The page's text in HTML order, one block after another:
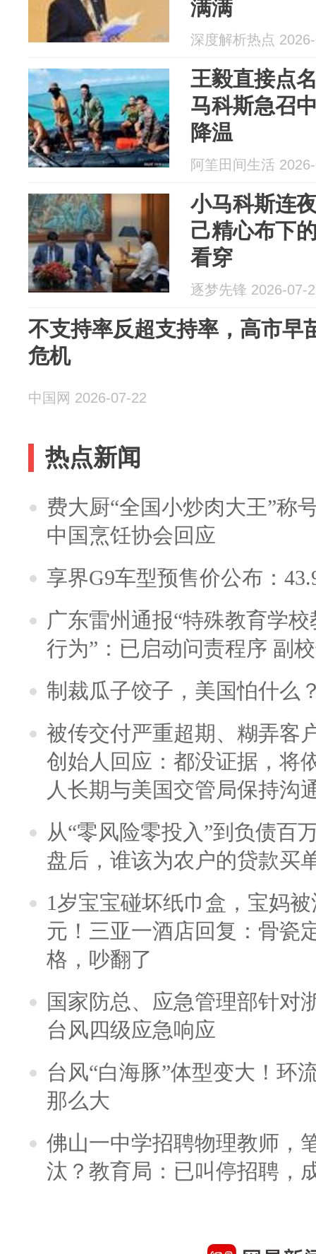
满满
深度解析热点
王毅直接点
马科斯急召
降温
阿筀田间生活
小马科斯连
己精心布下
看穿
逐梦先锋 2026-07-
不支持率反超支持率，高市早
危机
中国网 2026-07-22
热点新闻
费大厨“全国小炒肉大王”称
中国烹饪协会回应
享界G9车型预售价公布：
广东雷州通报“特殊教育学
行为”：已启动问责程序 副
制裁瓜子饺子，美国怕什么
被传交付严重超期、糊弄客
创始人回应：都没证据，将
人长期与美国交管局保持沟
从“零风险零投入”到负债百
盘后，谁该为农户的贷款买
1岁宝宝碰坏纸巾盒，宝妈
元！三亚一酒店回复：骨瓷
格，吵翻了
国家防总、应急管理部针对
台风四级应急响应
台风“白海豚”体型变大！环
那么大
佛山一中学招聘物理教师，
汰？教育局：已叫停招聘，